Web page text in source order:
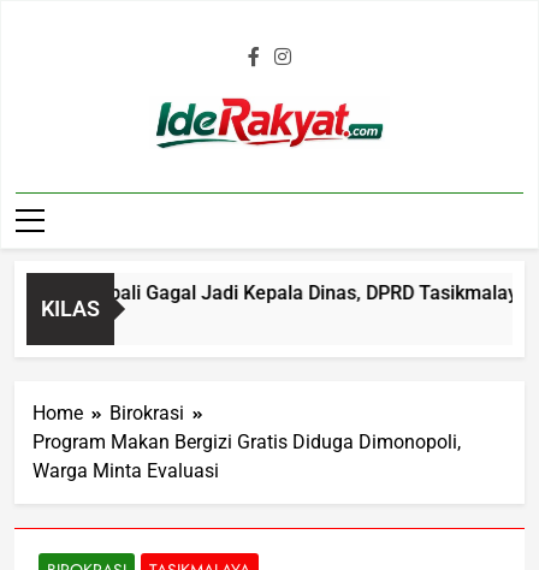
Iderakyat.com
KILAS
Kembali Gagal Jadi Kepala Dinas, DPRD Tasikmalaya
Home
Birokrasi
Program Makan Bergizi Gratis Diduga Dimonopoli,
Warga Minta Evaluasi